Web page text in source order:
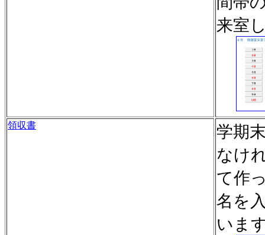
来室
領収書
学期
なけ
て作
名を
いま